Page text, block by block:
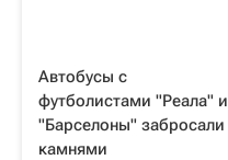
Автобусы с
футболистами "Реала" и
"Барселоны" забросали
камнями